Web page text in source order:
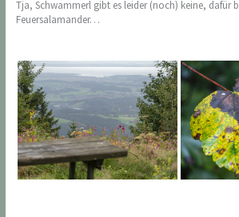
Tja, Schwammerl gibt es leider (noch) keine, dafür
Feuersalamander…